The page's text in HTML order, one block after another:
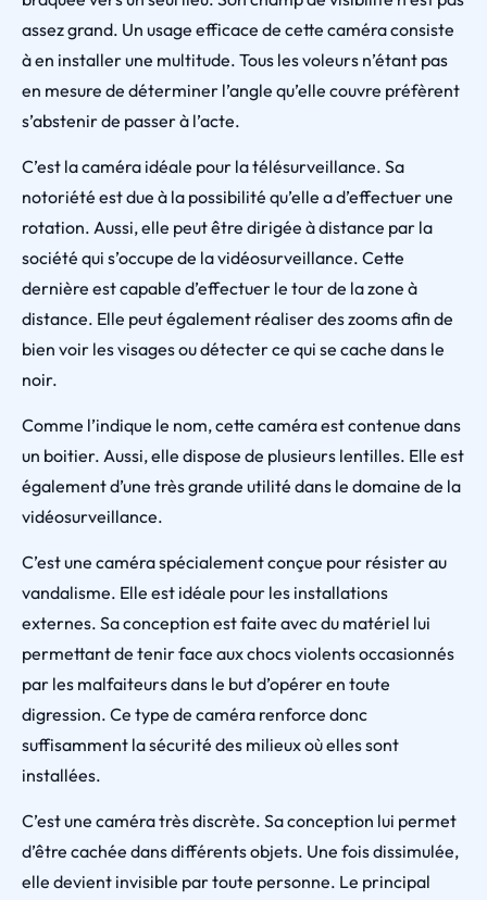
assez grand. Un usage efficace de cette caméra consiste
à en installer une multitude. Tous les voleurs n’étant pas
en mesure de déterminer l’angle qu’elle couvre préfèrent
s’abstenir de passer à l’acte.
C’est la caméra idéale pour la télésurveillance. Sa
notoriété est due à la possibilité qu’elle a d’effectuer une
rotation. Aussi, elle peut être dirigée à distance par la
société qui s’occupe de la vidéosurveillance. Cette
dernière est capable d’effectuer le tour de la zone à
distance. Elle peut également réaliser des zooms afin de
bien voir les visages ou détecter ce qui se cache dans le
noir.
Comme l’indique le nom, cette caméra est contenue dans
un boitier. Aussi, elle dispose de plusieurs lentilles. Elle est
également d’une très grande utilité dans le domaine de la
vidéosurveillance.
C’est une caméra spécialement conçue pour résister au
vandalisme. Elle est idéale pour les installations
externes. Sa conception est faite avec du matériel lui
permettant de tenir face aux chocs violents occasionnés
par les malfaiteurs dans le but d’opérer en toute
digression. Ce type de caméra renforce donc
suffisamment la sécurité des milieux où elles sont
installées.
C’est une caméra très discrète. Sa conception lui permet
d’être cachée dans différents objets. Une fois dissimulée,
elle devient invisible par toute personne. Le principal